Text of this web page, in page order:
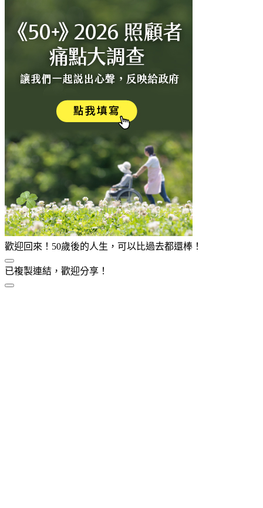
歡迎回來！50歲後的人生，可以比過去都還棒！
已複製連結，歡迎分享！